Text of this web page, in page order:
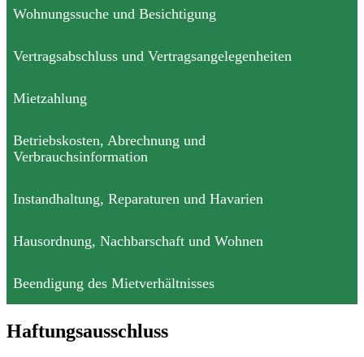
Wohnungssuche und Besichtigung
Vertragsabschluss und Vertragsangelegenheiten
Mietzahlung
Betriebskosten, Abrechnung und
Verbrauchsinformation
Instandhaltung, Reparaturen und Havarien
Hausordnung, Nachbarschaft und Wohnen
Beendigung des Mietverhältnisses
Haftungsausschluss